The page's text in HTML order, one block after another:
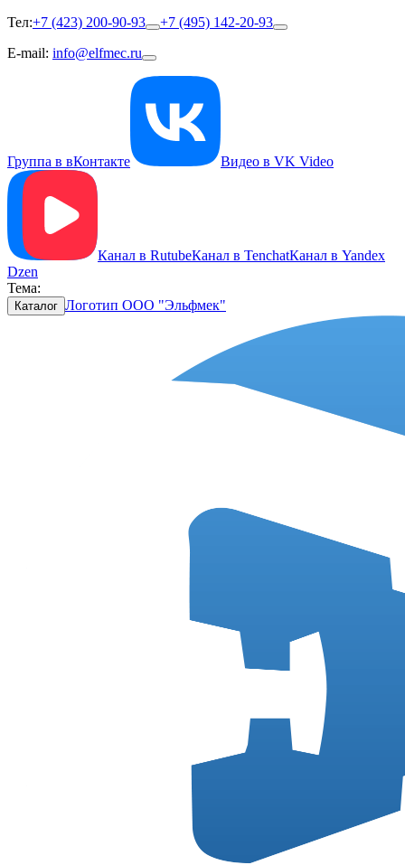
Тел:+7 (423) 200-90-93
+7 (495) 142-20-93
E-mail: info@elfmec.ru
Группа в вКонтакте Видео в VK Video
Канал в RutubeКанал в TenchatКанал в Yandex
Dzen
Тема:
Каталог Логотип ООО "Эльфмек"